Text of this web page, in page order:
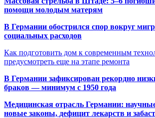
помощи молодым матерям
В Германии обострился спор вокруг
социальных расходов
Как подготовить дом к современным
предусмотреть еще на этапе ремонта
В Германии зафиксирован рекордно
браков — минимум с 1950 года
Медицинская отрасль Германии:
новые законы, дефицит лекарств и